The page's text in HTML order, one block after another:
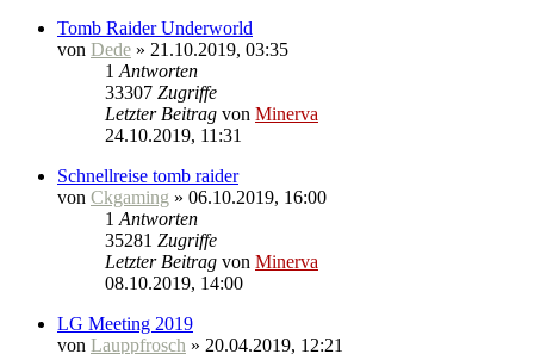
Tomb Raider Underworld
von Dede » 21.10.2019, 03:35
1 Antworten
33307 Zugriffe
Letzter Beitrag von Minerva
24.10.2019, 11:31
Schnellreise tomb raider
von Ckgaming » 06.10.2019, 16:00
1 Antworten
35281 Zugriffe
Letzter Beitrag von Minerva
08.10.2019, 14:00
LG Meeting 2019
von Lauppfrosch » 20.04.2019, 12:21